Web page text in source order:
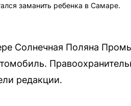
заманить ребенка в Самаре.
Солнечная Поляна
редакции.